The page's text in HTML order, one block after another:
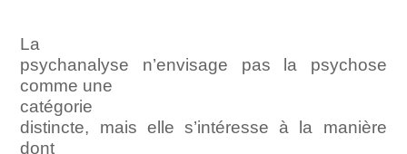
La
psychanalyse n’envisage pas la psychose
comme une
catégorie
distincte, mais elle s’intéresse à la manière
dont